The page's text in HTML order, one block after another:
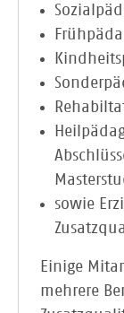
sowie
Einige
mehrere